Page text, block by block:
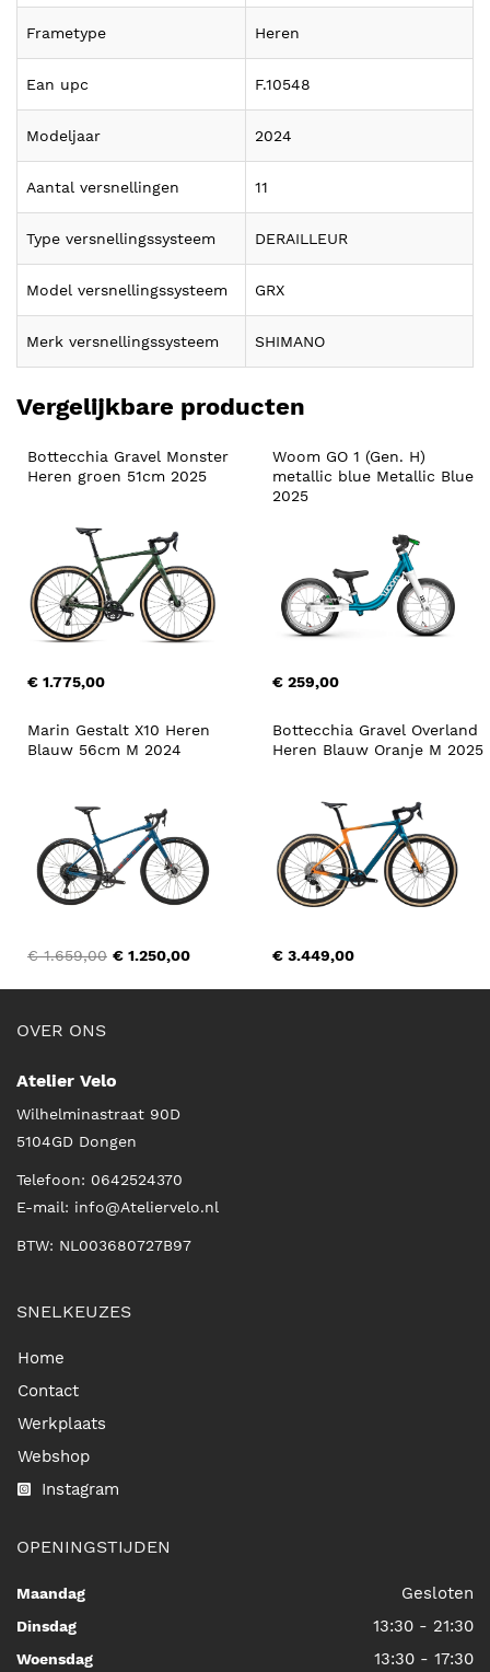
Frametype Heren
Ean upc F.10548
Modeljaar 2024
Aantal versnellingen 11
Type versnellingssysteem DERAILLEUR
Model versnellingssysteem GRX
Merk versnellingssysteem SHIMANO
Vergelijkbare producten
Bottecchia Gravel Monster
Heren groen 51cm 2025
€ 1.775,00
Woom GO 1 (Gen. H)
metallic blue Metallic Blue
2025
€ 259,00
Marin Gestalt X10 Heren
Blauw 56cm M 2024
€ 1.659,00 € 1.250,00
Bottecchia Gravel Overland
Heren Blauw Oranje M 2025
€ 3.449,00
OVER ONS
Atelier Velo
Wilhelminastraat 90D
5104GD Dongen
Telefoon: 0642524370
E-mail: info@Ateliervelo.nl
BTW: NL003680727B97
SNELKEUZES
Home
Contact
Werkplaats
Webshop
Instagram
OPENINGSTIJDEN
Maandag Gesloten
Dinsdag 13:30 - 21:30
Woensdag 13:30 - 17:30